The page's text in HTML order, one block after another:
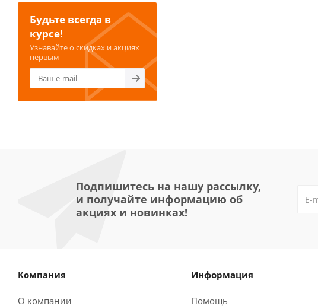
Будьте всегда в
курсе!
Узнавайте о скидках и акциях
первым
Подпишитесь на нашу рассылку,
и получайте информацию об
акциях и новинках!
Компания
О компании
Информация
Помощь